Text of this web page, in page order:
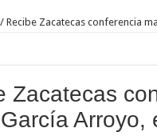
/ Recibe Zacatecas conferencia
Zacatecas
Arroyo,